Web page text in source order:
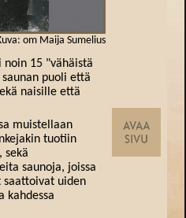
om Maija Sumelius
noin 15 "vähäistä
puoli että
naisille että
muistellaan
tuotiin
sekä
saunoja, joissa
saattoivat uiden
kahdessa